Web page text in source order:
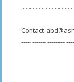
....................................
Contact:
----- ------- ---------